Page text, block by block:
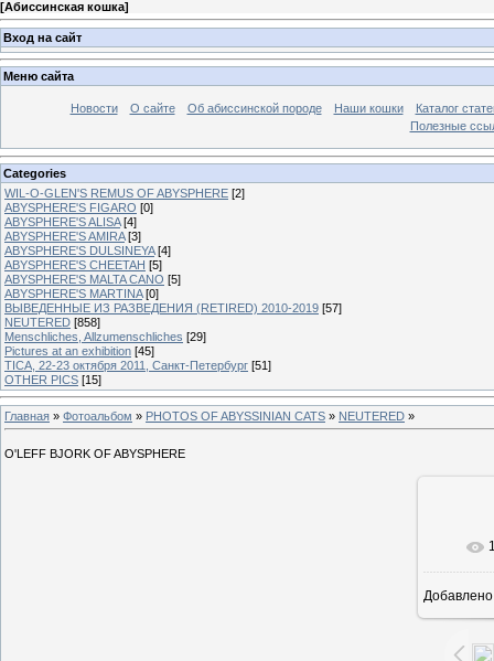
[Абиссинская кошка]
Вход на сайт
Меню сайта
Новости О сайте Об абиссинской породе Наши кошки
Каталог
Полезные
Categories
WIL-O-GLEN'S REMUS OF ABYSPHERE [2]
ABYSPHERE'S FIGARO [0]
ABYSPHERE'S ALISA [4]
ABYSPHERE'S AMIRA [3]
ABYSPHERE'S DULSINEYA [4]
ABYSPHERE'S CHEETAH [5]
ABYSPHERE'S MALTA CANO [5]
ABYSPHERE'S MARTINA [0]
ВЫВЕДЕННЫЕ ИЗ РАЗВЕДЕНИЯ (RETIRED) 2010-2019 [57]
NEUTERED [858]
Menschliches, Allzumenschliches [29]
Pictures at an exhibition [45]
TICA, 22-23 октября 2011, Санкт-Петербург [51]
OTHER PICS [15]
Главная » Фотоальбом » PHOTOS OF ABYSSINIAN CATS » NEUTERED »
O'LEFF BJORK OF ABYSPHERE
В
Добавлено